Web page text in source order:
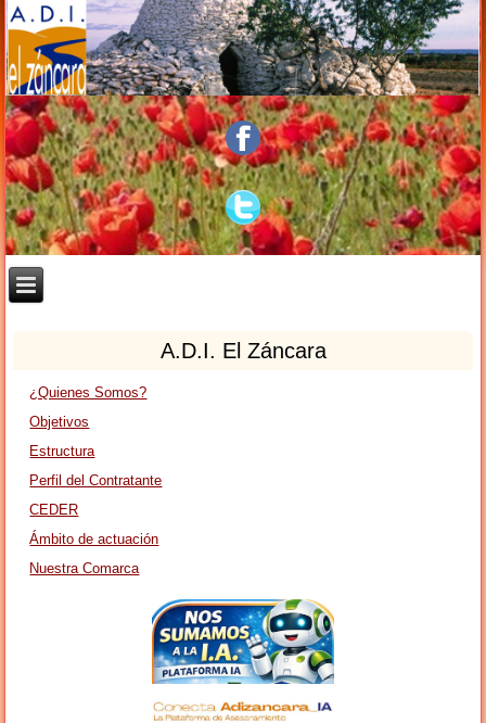
A.D.I. El Záncara
¿Quienes Somos?
Objetivos
Estructura
Perfil del Contratante
CEDER
Ámbito de actuación
Nuestra Comarca